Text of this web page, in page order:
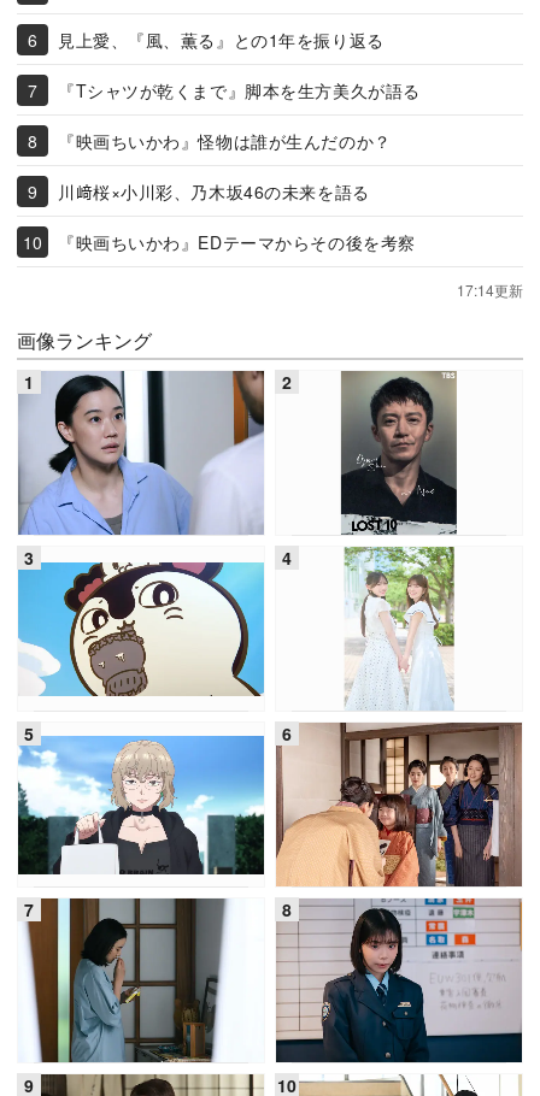
見上愛、『風、薫る』との1年を振り返る
『Tシャツが乾くまで』脚本を生方美久が語る
『映画ちいかわ』怪物は誰が生んだのか？
川﨑桜×小川彩、乃木坂46の未来を語る
『映画ちいかわ』EDテーマからその後を考察
17:14更新
画像ランキング